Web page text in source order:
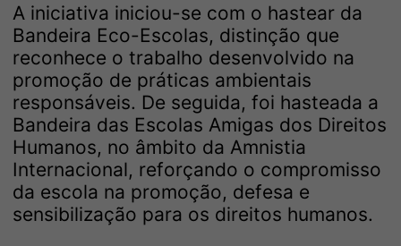
A iniciativa iniciou-se com o hastear da
Bandeira Eco-Escolas, distinção que
reconhece o trabalho desenvolvido na
promoção de práticas ambientais
responsáveis. De seguida, foi hasteada a
Bandeira das Escolas Amigas dos Direitos
Humanos, no âmbito da Amnistia
Internacional, reforçando o compromisso
da escola na promoção, defesa e
sensibilização para os direitos humanos.